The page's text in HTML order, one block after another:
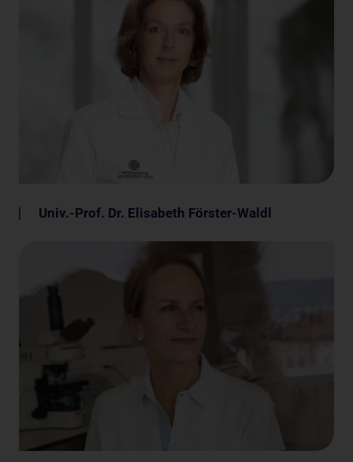
Univ.-Prof. Dr. Elisabeth Förster-Waldl